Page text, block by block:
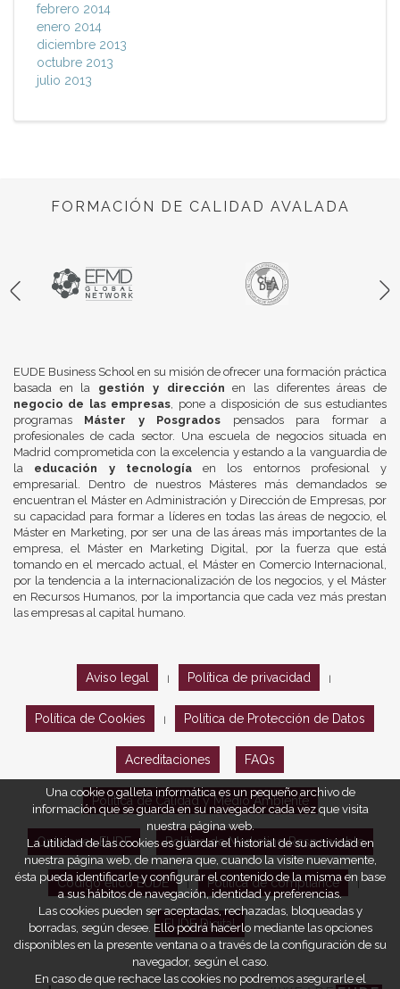
febrero 2014
enero 2014
diciembre 2013
octubre 2013
julio 2013
FORMACIÓN DE CALIDAD AVALADA
EUDE Business School en su misión de ofrecer una formación práctica
basada en la gestión y dirección en las diferentes áreas de
negocio de las empresas, pone a disposición de sus estudiantes
programas Máster y Posgrados pensados para formar a
profesionales de cada sector. Una escuela de negocios situada en
Madrid comprometida con la excelencia y estando a la vanguardia de
la educación y tecnologíaen los entornos profesional y
empresarial. Dentro de nuestros Másteres más demandados se
encuentran el Máster en Administración y Dirección de Empresas, por
su capacidad para formar a líderes en todas las áreas de negocio, el
Máster en Marketing, por ser una de las áreas más importantes de la
empresa, el Máster en Marketing Digital, por la fuerza que está
tomando en el mercado actual, el Máster en Comercio Internacional,
por la tendencia a la internacionalización de los negocios, y el Máster
en Recursos Humanos, por la importancia que cada vez más prestan
las empresas al capital humano.
Aviso legal Política de privacidad
Política de Cookies Política de Protección de Datos
Acreditaciones FAQs
Política de Calidad y Medio Ambiente
Opiniones EUDE Política de Marketing Responsable
Código ético EUDE Política de compliance
EUDE Digital
Una cookie o galleta informática es un pequeño archivo de
información que se guarda en su navegador cada vez que visita
nuestra página web.
La utilidad de las cookies es guardar el historial de su actividad en
nuestra página web, de manera que, cuando la visite nuevamente,
ésta pueda identificarle y configurar el contenido de la misma en base
a sus hábitos de navegación, identidad y preferencias.
Las cookies pueden ser aceptadas, rechazadas, bloqueadas y
borradas, según desee. Ello podrá hacerlo mediante las opciones
disponibles en la presente ventana o a través de la configuración de su
navegador, según el caso.
En caso de que rechace las cookies no podremos asegurarle el